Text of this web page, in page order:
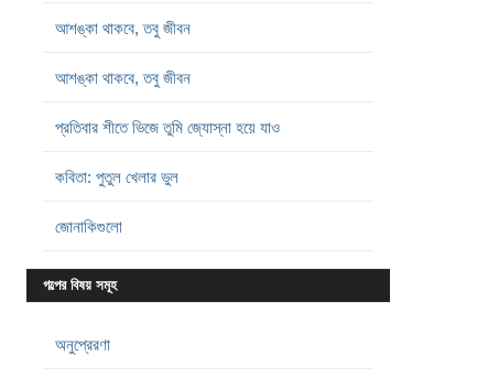
আশঙ্কা থাকবে, তবু জীবন
আশঙ্কা থাকবে, তবু জীবন
প্রতিবার শীতে ভিজে তুমি জ্যোস্না হয়ে যাও
কবিতা: পুতুল খেলার ভুল
জোনাকিগুলো
গল্পের বিষয় সমূহ
অনুপ্রেরণা